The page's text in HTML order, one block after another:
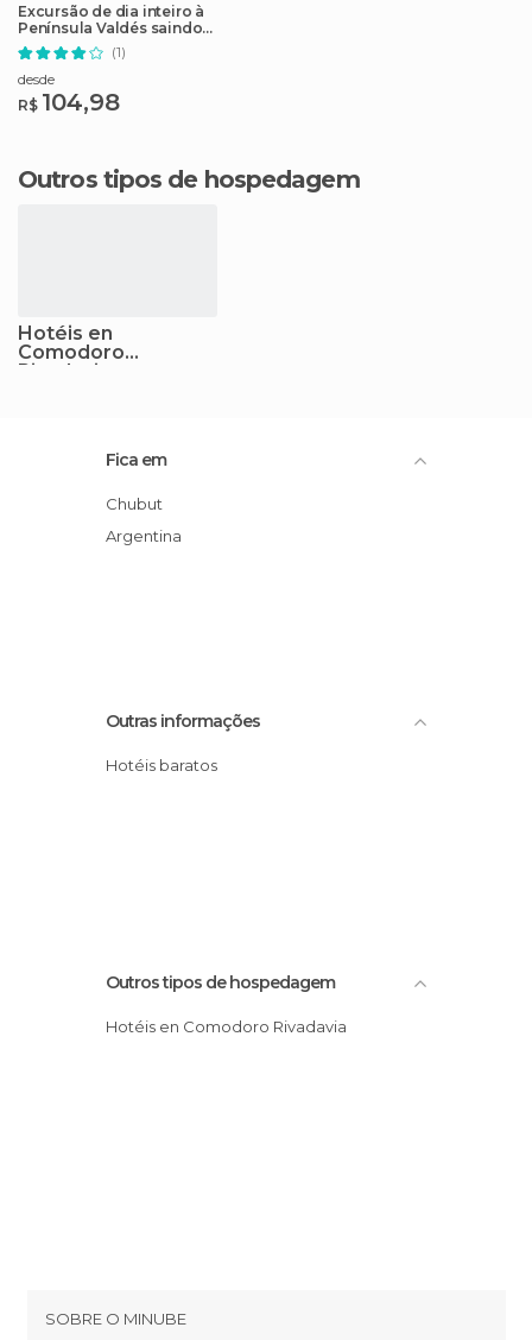
Excursão de dia inteiro à
Península Valdés saindo
de Puerto Madryn
(1)
desde
R$ 104,98
Outros tipos de hospedagem
Hotéis en
Comodoro
Rivadavia
Fica em
Chubut
Argentina
Outras informações
Hotéis baratos
Outros tipos de hospedagem
Hotéis en Comodoro Rivadavia
SOBRE O MINUBE